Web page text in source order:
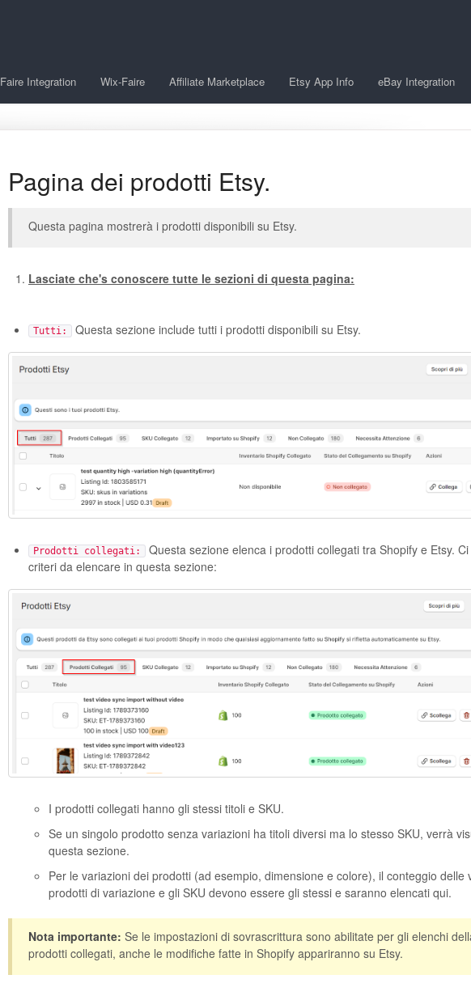
Faire Integration Wix-Faire Affiliate Marketplace Etsy App Info eBay Integration
Pagina dei prodotti Etsy.
Questa pagina mostrerà i prodotti disponibili su Etsy.
Lasciate che's conoscere tutte le sezioni di questa pagina:
Tutti: Questa sezione include tutti i prodotti disponibili su Etsy.
Prodotti collegati: Questa sezione elenca i prodotti collegati tra Shopify e Etsy.
criteri da elencare in questa sezione:
I prodotti collegati hanno gli stessi titoli e SKU.
Se un singolo prodotto senza variazioni ha titoli diversi ma lo stesso SKU, verrà
questa sezione.
Per le variazioni dei prodotti (ad esempio, dimensione e colore), il conteggio delle
prodotti di variazione e gli SKU devono essere gli stessi e saranno elencati qui.
Nota importante: Se le impostazioni di sovrascrittura sono abilitate per gli elenchi
prodotti collegati, anche le modifiche fatte in Shopify appariranno su Etsy.